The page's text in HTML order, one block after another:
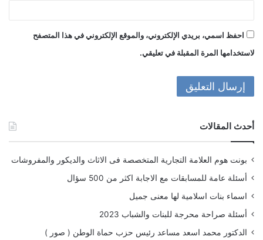
احفظ اسمي، بريدي الإلكتروني، والموقع الإلكتروني في هذا المتصفح
لاستخدامها المرة المقبلة في تعليقي.
أحدث المقالات
بونت هوم العلامة التجارية المتخصصة فى الاثاث والديكور والمفروشات
أسئلة عامة للمسابقات مع الاجابة اكثر من 500 سؤال
اسماء بنات اسلامية لها معنى جميل
أسئلة صراحة محرجة للبنات والشباب 2023
الدكتور محمد اسعد مساعد رئيس حزب حماة الوطن ( صور )